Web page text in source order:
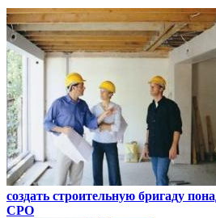
создать строительную бригаду
СРО